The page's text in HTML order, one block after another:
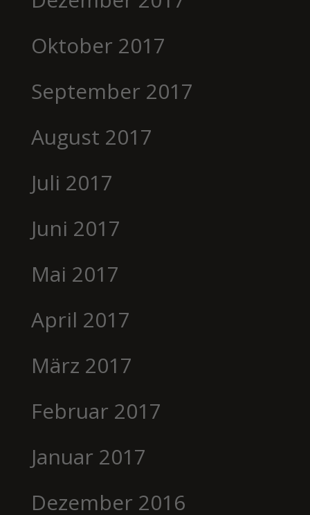
Oktober 2017
September 2017
August 2017
Juli 2017
Juni 2017
Mai 2017
April 2017
März 2017
Februar 2017
Januar 2017
Dezember 2016